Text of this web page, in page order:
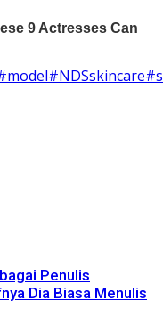
#NDSskincare
Penulis
Dia Biasa Menulis